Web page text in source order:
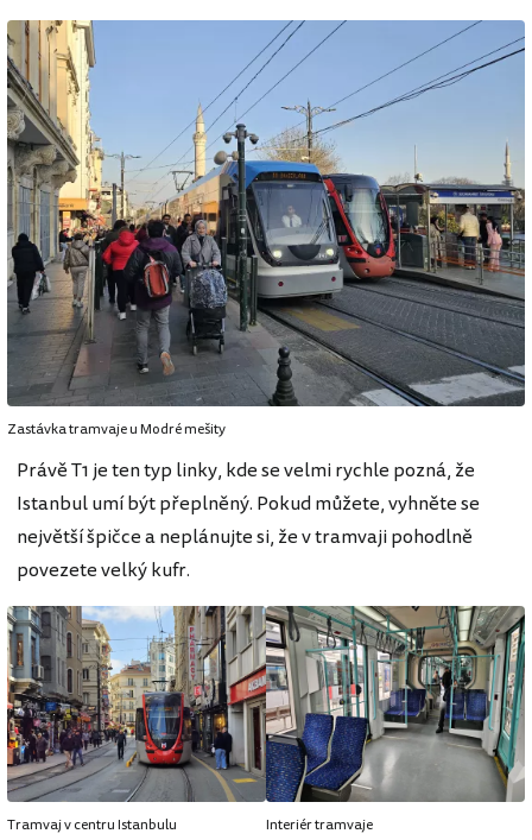
Zastávka tramvaje u Modré mešity
Právě T1 je ten typ linky, kde se velmi rychle pozná, že
Istanbul umí být přeplněný. Pokud můžete, vyhněte se
největší špičce a neplánujte si, že v tramvaji pohodlně
povezete velký kufr.
Tramvaj v centru Istanbulu Interiér tramvaje